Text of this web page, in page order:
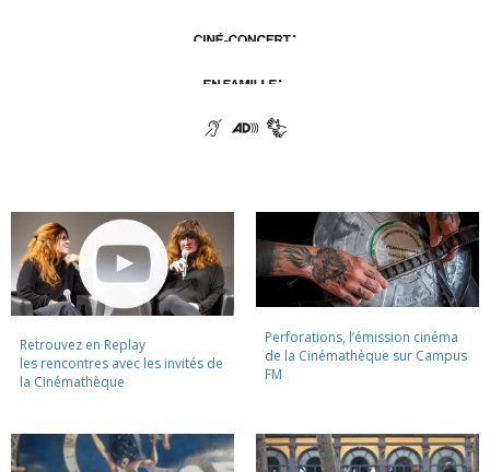
Retrouvez en Replay
les rencontres avec les invités de
la Cinémathèque
Perforations, l’émission cinéma
de la Cinémathèque sur Campus
FM